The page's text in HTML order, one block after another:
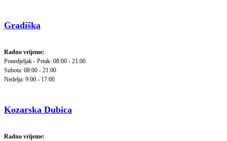
Gradiška
Radno vrijeme:
Ponedjeljak - Petak: 08:00 - 21:00
Subota: 08:00 - 21:00
Nedelja: 9:00 - 17:00
Kozarska Dubica
Radno vrijeme: